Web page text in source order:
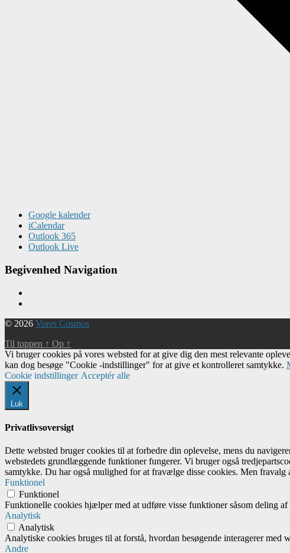
Google kalender
iCalendar
Outlook 365
Outlook Live
Begivenhed Navigation
© 2026 Vores Cosmos
Til toppen ↑ Op ↑
Vi bruger cookies på vores websted for at give dig den mest relevante
kan dog besøge "Cookie -indstillinger" for at give et kontrolleret samtykke.
Cookie indstillinger Acceptér alle
Luk
Privatlivsoversigt
Dette websted bruger cookies til at forbedre din oplevelse, mens du
webstedets grundlæggende funktioner fungerer. Vi bruger også
samtykke. Du har også mulighed for at fravælge disse cookies. Men
Funktionel
Funktionel
Funktionelle cookies hjælper med at udføre visse funktioner såsom deling
Analytisk
Analytisk
Analytiske cookies bruges til at forstå, hvordan besøgende interagerer
Andre